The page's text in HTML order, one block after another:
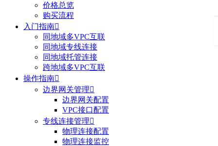
价格总览
购买流程
入门指南
同地域多VPC互联
同地域专线连接
同地域托管连接
跨地域多VPC互联
操作指南
边界网关管理
边界网关配置
VPC接口配置
专线连接管理
物理连接配置
物理连接监控